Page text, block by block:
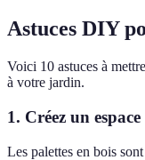
Astuces DIY
Voici 10 astuces à
à votre jardin.
1. Créez un
Les palettes en bois